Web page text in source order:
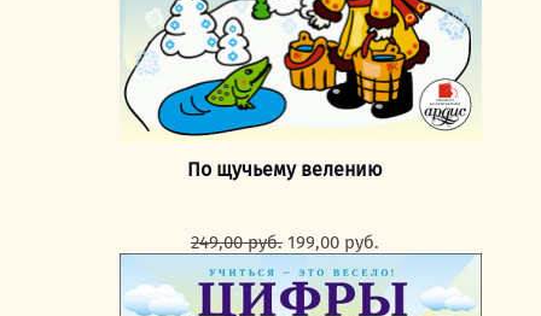
По щучьему велению
249,00руб. Первоначальная
цена
составляла
249,00 руб..
199,00 руб.
цена:
199,00 руб..